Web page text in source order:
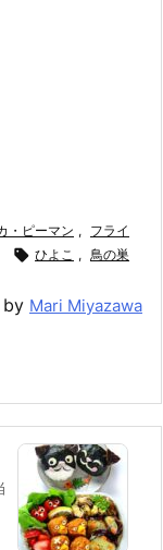
・ピーマン , フライ
 ひよこ , 鳥の巣
by Mari Miyazawa